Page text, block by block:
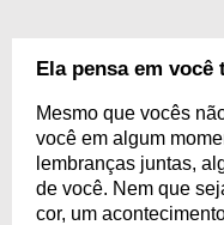
Ela pensa em você
Mesmo que vocês
você em algum
lembranças juntas,
de você. Nem que
cor, um